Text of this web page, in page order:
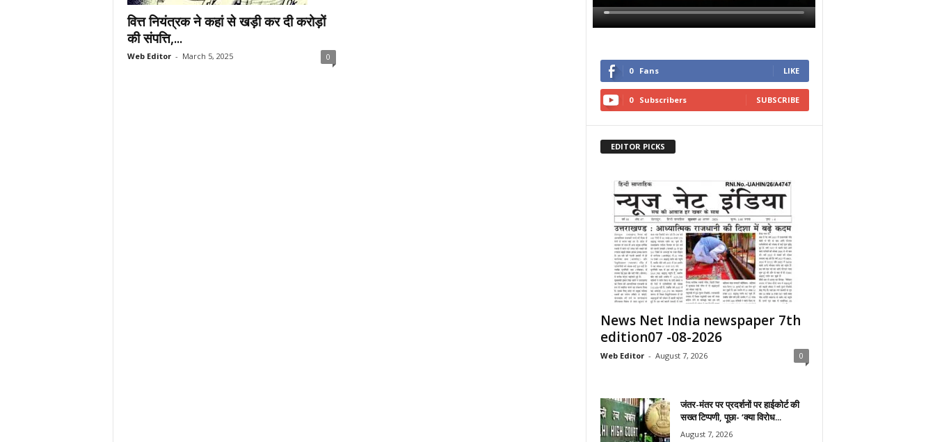
वित्त नियंत्रक ने कहां से खड़ी कर दी करोड़ों
की संपत्ति,...
Web Editor - March 5, 2025 0
0 Fans LIKE
0 Subscribers SUBSCRIBE
EDITOR PICKS
News Net India newspaper 7th
edition07 -08-2026
Web Editor - August 7, 2026 0
जंतर-मंतर पर प्रदर्शनों पर हाईकोर्ट की
सख्त टिप्पणी, पूछा- ‘क्या विरोध...
August 7, 2026